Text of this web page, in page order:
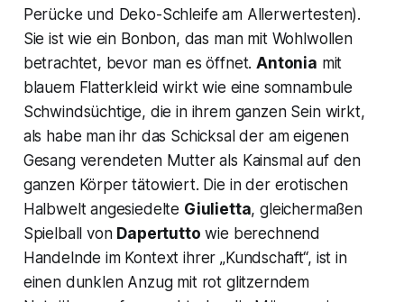
Perücke und Deko-Schleife am Allerwertesten).
Sie ist wie ein Bonbon, das man mit Wohlwollen
betrachtet, bevor man es öffnet.Antonia mit
blauem Flatterkleid wirkt wie eine somnambule
Schwindsüchtige, die in ihrem ganzen Sein wirkt,
als habe man ihr das Schicksal der am eigenen
Gesang verendeten Mutter als Kainsmal auf den
ganzen Körper tätowiert. Die in der erotischen
Halbwelt angesiedelte Giulietta, gleichermaßen
Spielball von Dapertutto wie berechnend
Handelnde im Kontext ihrer „Kundschaft“, ist in
einen dunklen Anzug mit rot glitzerndem